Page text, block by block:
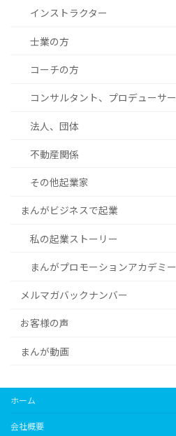
インストラクター
士業の方
コーチの方
コンサルタント、プロデューサー
法人、団体
不動産関係
その他起業家
まんがビジネスで起業
私の起業ストーリー
まんがプロモーションアカデミー
メルマガバックナンバー
お客様の声
まんが動画
ホーム
会社概要